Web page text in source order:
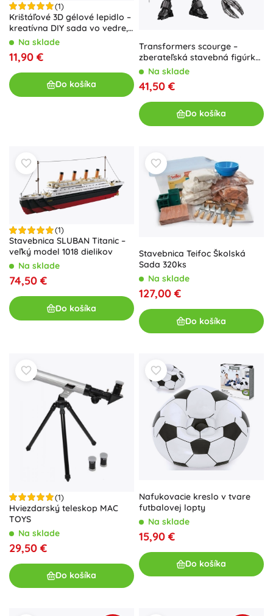
(1)
Krištáľové 3D gélové lepidlo –
kreatívna DIY sada vo vedre,
26 dielov
Na sklade
11,90 €
Do košíka
Transformers scourge –
zberateľská stavebná figúrka
22 cm
Na sklade
41,50 €
Do košíka
(1)
Stavebnica SLUBAN Titanic –
veľký model 1018 dielikov
Na sklade
74,50 €
Do košíka
Stavebnica Teifoc Školská
Sada 320ks
Na sklade
127,00 €
Do košíka
(1)
Hviezdarský teleskop MAC
TOYS
Na sklade
29,50 €
Do košíka
Nafukovacie kreslo v tvare
futbalovej lopty
Na sklade
15,90 €
Do košíka